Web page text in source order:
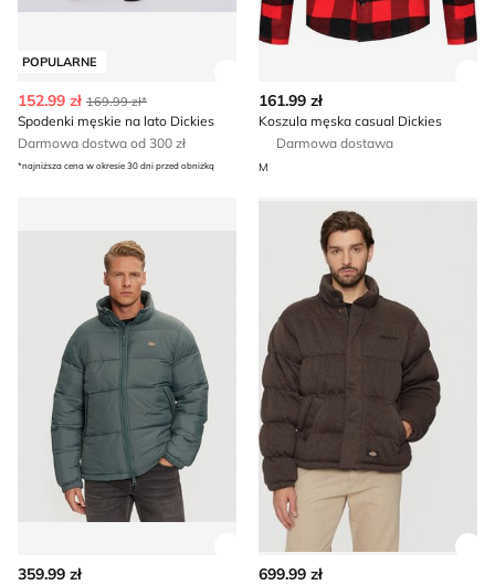
POPULARNE
152.99 zł 169.99 zł*
Spodenki męskie na lato Dickies
Darmowa dostwa od 300 zł
*najniższa cena w okresie 30 dni przed obniżką
161.99 zł
Koszula męska casual Dickies
Darmowa dostawa
M
Zobacz szczegóły produktu
359.99 zł
Kurtka męska jesienna
699.99 zł